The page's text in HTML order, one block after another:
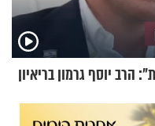
הרב יוסף גרמון בריאיון